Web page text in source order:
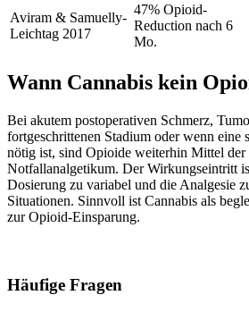
Aviram & Samuelly-
Leichtag 2017
47% Opioid-
Reduction nach 6
Mo.
Wann Cannabis kein
Bei akutem postoperativen Schmerz,
fortgeschrittenen Stadium oder wenn eine
nötig ist, sind Opioide weiterhin Mittel der
Notfallanalgetikum. Der Wirkungseintritt
Dosierung zu variabel und die Analgesie
Situationen. Sinnvoll ist Cannabis als
zur Opioid-Einsparung.
Häufige Fragen